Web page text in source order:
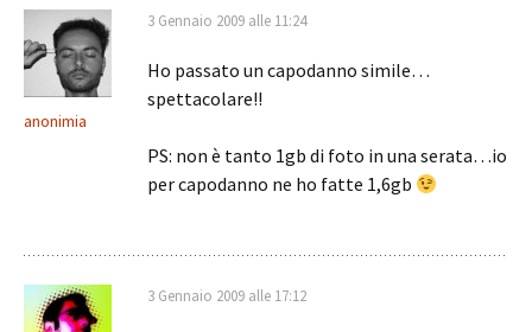
anonimia
3 Gennaio 2009 alle 11:24
Ho passato un capodanno simile…
spettacolare!!
PS: non è tanto 1gb di foto in una serata…io
per capodanno ne ho fatte 1,6gb
3 Gennaio 2009 alle 17:12